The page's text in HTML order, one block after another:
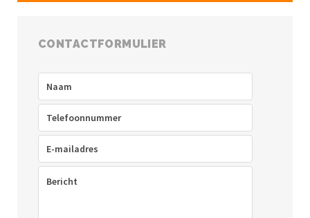
CONTACTFORMULIER
Telefoon
mailadres(Vereist)